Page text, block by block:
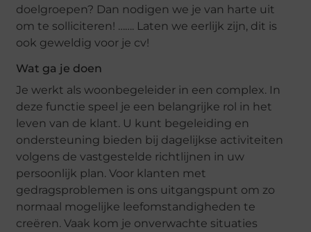
doelgroepen? Dan nodigen we je van harte uit
om te solliciteren! ……. Laten we eerlijk zijn, dit is
ook geweldig voor je cv!
Wat ga je doen
Je werkt als woonbegeleider in een complex. In
deze functie speel je een belangrijke rol in het
leven van de klant. U kunt begeleiding en
ondersteuning bieden bij dagelijkse activiteiten
volgens de vastgestelde richtlijnen in uw
persoonlijk plan. Voor klanten met
gedragsproblemen is ons uitgangspunt om zo
normaal mogelijke leefomstandigheden te
creëren. Vaak kom je onverwachte situaties